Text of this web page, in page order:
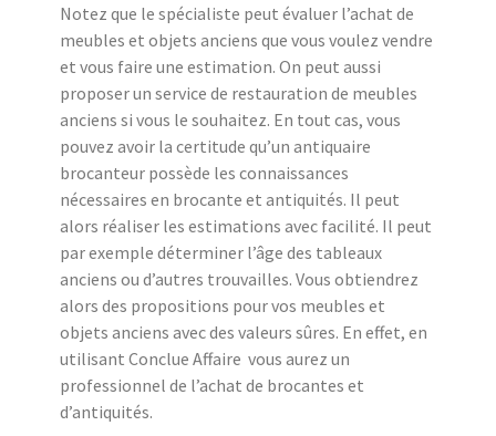
Notez que le spécialiste peut évaluer l’achat de
meubles et objets anciens que vous voulez vendre
et vous faire une estimation. On peut aussi
proposer un service de restauration de meubles
anciens si vous le souhaitez. En tout cas, vous
pouvez avoir la certitude qu’un antiquaire
brocanteur possède les connaissances
nécessaires en brocante et antiquités. Il peut
alors réaliser les estimations avec facilité. Il peut
par exemple déterminer l’âge des tableaux
anciens ou d’autres trouvailles. Vous obtiendrez
alors des propositions pour vos meubles et
objets anciens avec des valeurs sûres. En effet, en
utilisant Conclue Affaire vous aurez un
professionnel de l’achat de brocantes et
d’antiquités.